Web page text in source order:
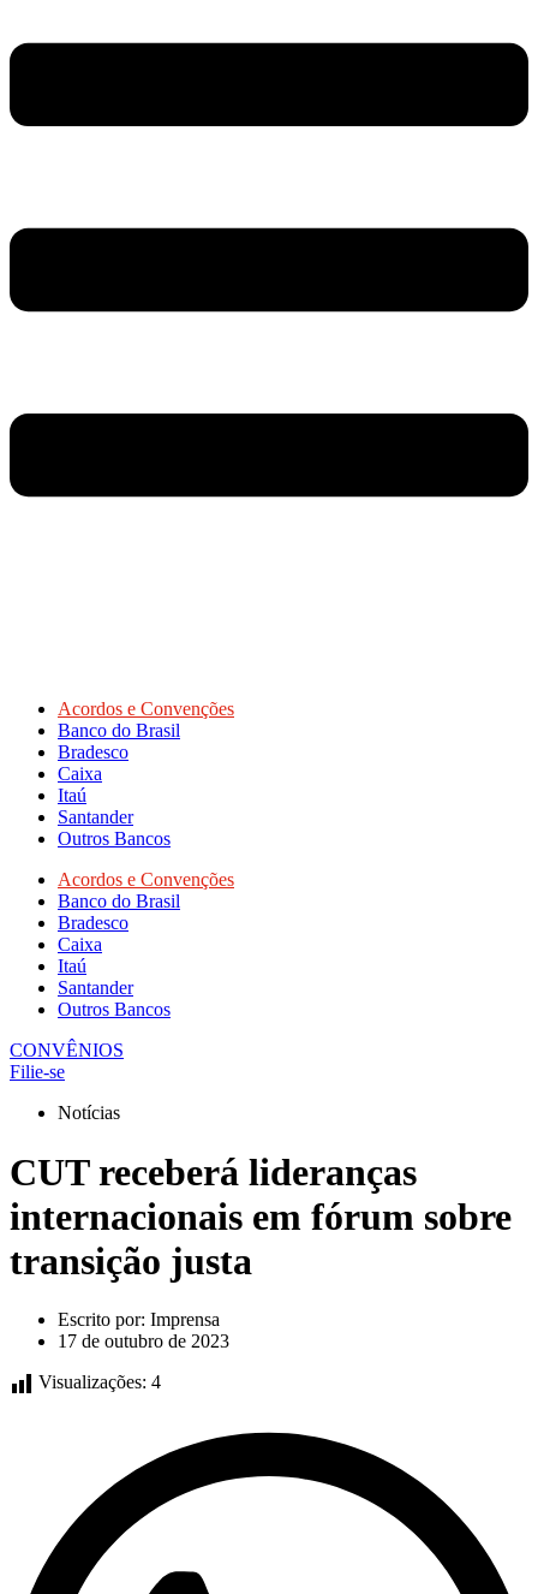
Acordos e Convenções
Banco do Brasil
Bradesco
Caixa
Itaú
Santander
Outros Bancos
Acordos e Convenções
Banco do Brasil
Bradesco
Caixa
Itaú
Santander
Outros Bancos
CONVÊNIOS
Filie-se
Notícias
CUT receberá lideranças
internacionais em fórum sobre
transição justa
Escrito por: Imprensa
17 de outubro de 2023
Visualizações: 4